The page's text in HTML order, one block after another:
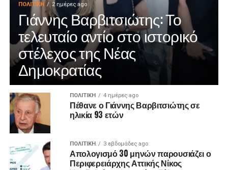
ΠΟΛΙΤΙΚΉ 2 ημέρες ago
Γιάννης Βαρβιτσιώτης: Το
τελευταίο αντίο στο ιστορικό
στέλεχος της Νέας
Δημοκρατίας
ΠΟΛΙΤΙΚΉ 4 ημέρες ago
Πέθανε ο Γιάννης Βαρβιτσιώτης σε
ηλικία 93 ετών
ΠΟΛΙΤΙΚΉ 3 εβδομάδες ago
Απολογισμό 30 μηνών παρουσιάζει ο
Περιφερειάρχης Αττικής Νίκος